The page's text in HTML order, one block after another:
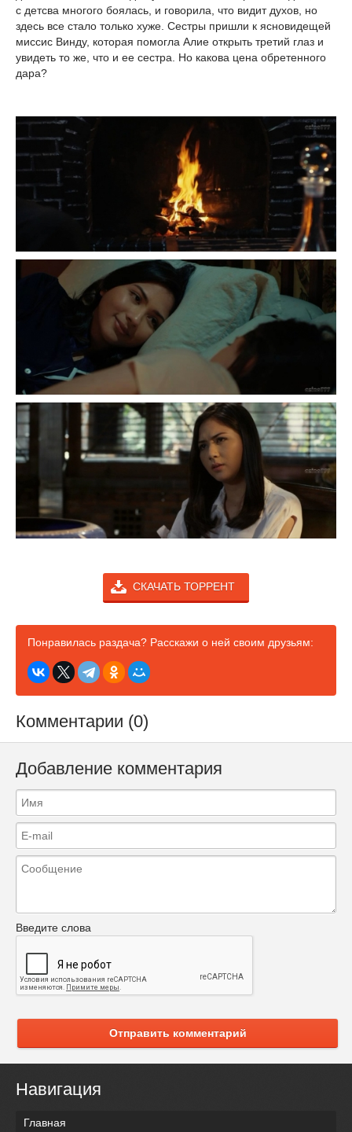
с детсва многого боялась, и говорила, что видит духов, но
здесь все стало только хуже. Сестры пришли к ясновидещей
миссис Винду, которая помогла Алие открыть третий глаз и
увидеть то же, что и ее сестра. Но какова цена обретенного
дара?
СКАЧАТЬ ТОРРЕНТ
Понравилась раздача? Расскажи о ней своим друзьям:
Комментарии (0)
Добавление комментария
Введите слова
Отправить комментарий
Навигация
Главная